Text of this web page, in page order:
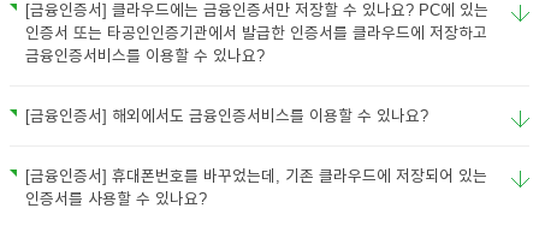
[금융인증서] 클라우드에는 금융인증서만 저장할 수 있나요? PC에 있는
인증서 또는 타공인인증기관에서 발급한 인증서를 클라우드에 저장하고
금융인증서비스를 이용할 수 있나요?
[금융인증서] 해외에서도 금융인증서비스를 이용할 수 있나요?
[금융인증서] 휴대폰번호를 바꾸었는데, 기존 클라우드에 저장되어 있는
인증서를 사용할 수 있나요?